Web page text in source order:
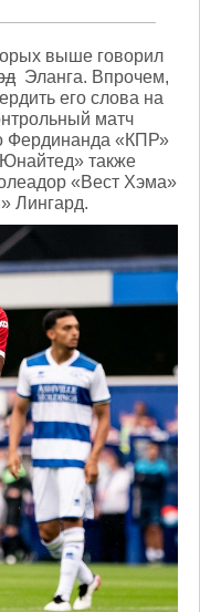
выше говорил
Эланга. Впрочем,
его слова на
матч
Фердинанда «КПР»
также
«Вест Хэма»
Лингард.